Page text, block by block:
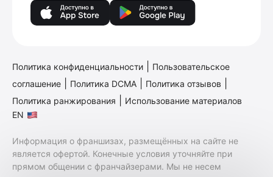
Политика конфиденциальности
Пользовательское
соглашение
Политика DCMA Политика отзывов
Политика ранжирования
Использование материалов
EN
Информация о франшизах, размещённых на сайте не
является офертой. Конечные условия уточняйте при
прямом общении с франчайзерами. Мы не несем